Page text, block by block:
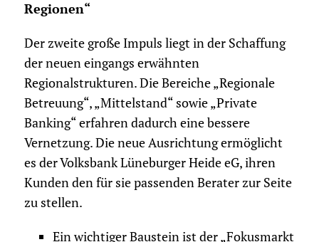
Regionen“
Der zweite große Impuls liegt in der Schaffung
der neuen eingangs erwähnten
Regionalstrukturen. Die Bereiche „Regionale
Betreuung“, „Mittelstand“ sowie „Private
Banking“ erfahren dadurch eine bessere
Vernetzung. Die neue Ausrichtung ermöglicht
es der Volksbank Lüneburger Heide eG, ihren
Kunden den für sie passenden Berater zur Seite
zu stellen.
Ein wichtiger Baustein ist der „Fokusmarkt